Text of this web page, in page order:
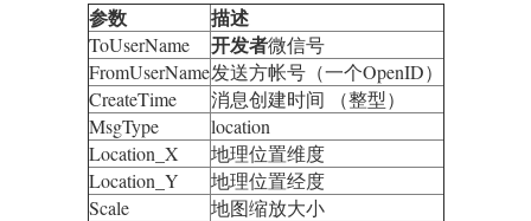
参数 描述
ToUserName 开发者微信号
FromUserName发送方帐号（一个OpenID）
CreateTime
消息创建时间 （整型）
MsgType
location
Location_X
地理位置维度
Location_Y
地理位置经度
Scale
地图缩放大小